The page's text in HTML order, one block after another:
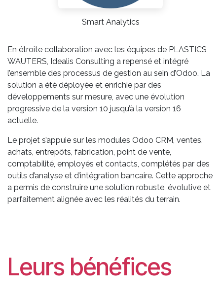
Smart Analytics
En étroite collaboration avec les équipes de PLASTICS
WAUTERS, Idealis Consulting a repensé et intégré
l’ensemble des processus de gestion au sein d’Odoo. La
solution a été déployée et enrichie par des
développements sur mesure, avec une évolution
progressive de la version 10 jusqu’à la version 16
actuelle.
Le projet s’appuie sur les modules Odoo CRM, ventes,
achats, entrepôts, fabrication, point de vente,
comptabilité, employés et contacts, complétés par des
outils d’analyse et d’intégration bancaire. Cette approche
a permis de construire une solution robuste, évolutive et
parfaitement alignée avec les réalités du terrain.
Leurs bénéfices